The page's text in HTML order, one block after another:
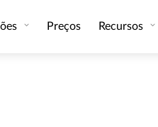
Preços Recursos